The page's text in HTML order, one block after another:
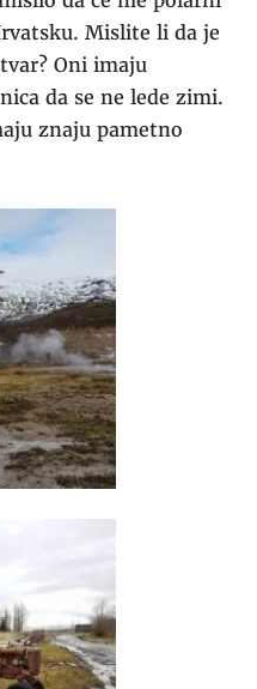
Mislite li da je
Oni imaju
da se ne lede zimi.
znaju pametno